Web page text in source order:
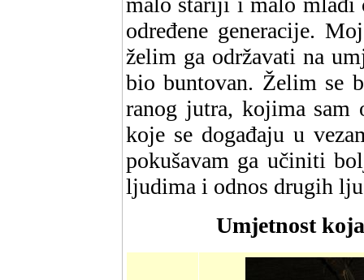
određene generacije.
želim ga održavati na
bio buntovan. Želim se
ranog jutra, kojima sam
koje se događaju u
pokušavam ga učiniti
ljudima i odnos drugih
Umjetnost